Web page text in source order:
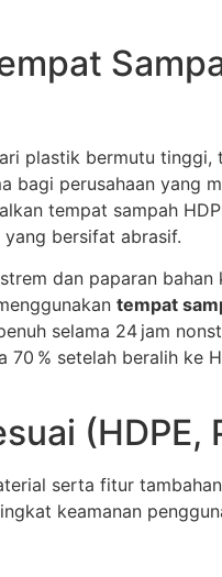
plastik bermutu
bagi perusahaan yang
tempat sampah
bersifat abrasif.
dan paparan
tempat
selama 24 jam
% setelah beralih ke
(HDPE,
serta fitur
keamanan